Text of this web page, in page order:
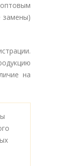
замены)
на